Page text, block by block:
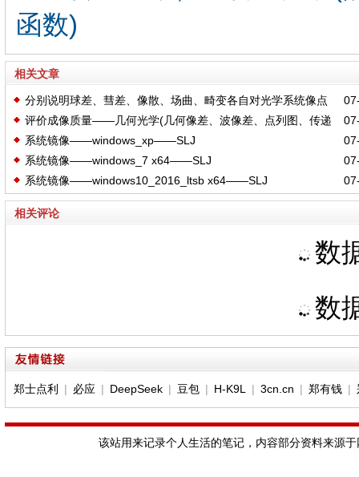
函数)
相关文章
分别说明球差、彗差、像散、场曲、畸变各自对光学系统像点
形状的影响
评价成像质量——几何光学(几何像差、波像差、点列图、传递
函数）、物理光学(点扩散函数、相对中心强度、传递函数)
系统镜像——windows_xp——SLJ
系统镜像——windows_7 x64——SLJ
系统镜像——windows10_2016_ltsb x64——SLJ
相关评论
数
数
郑士点利 | 必应 | DeepSeek| 豆包| H-K9L | 3cn.cn | 郑有钱|
该站用来记录个人生活的笔记，内容部分资料来源